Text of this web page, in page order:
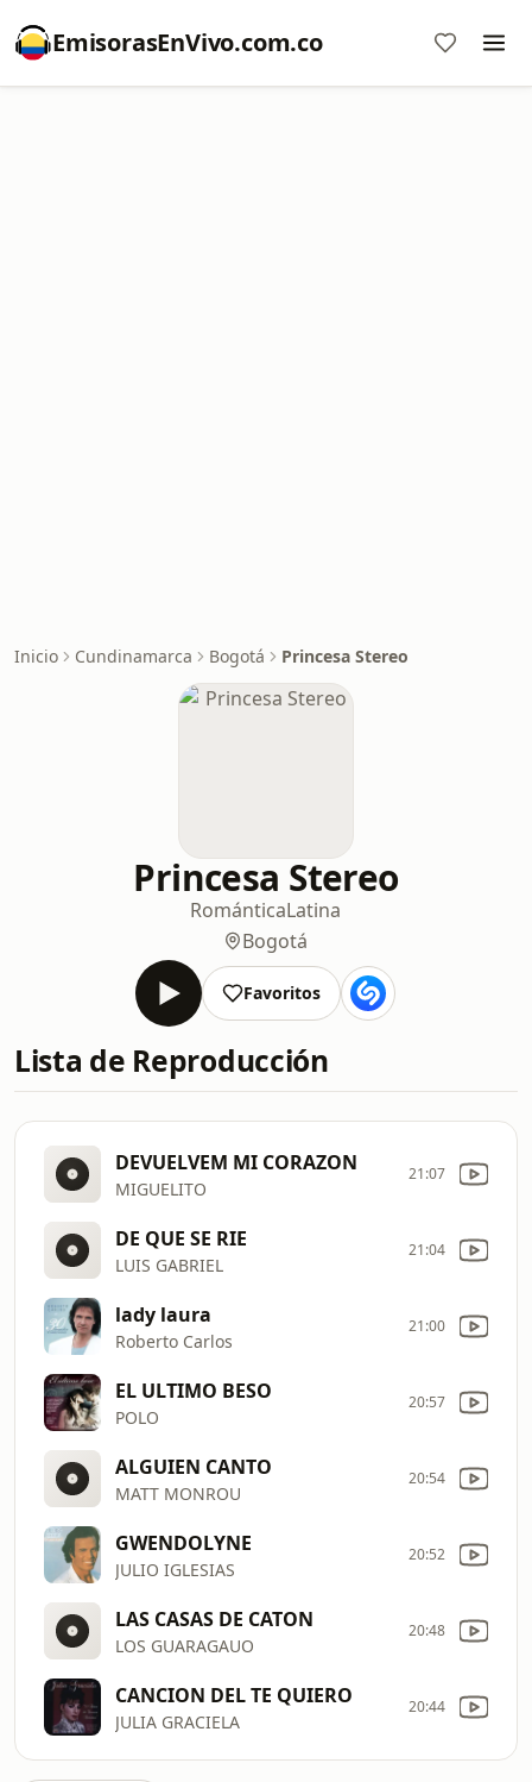
EmisorasEnVivo.com.co
Inicio Cundinamarca Bogotá Princesa Stereo
Princesa Stereo
RománticaLatina
Bogotá
Favoritos
Lista de Reproducción
DEVUELVEM MI CORAZON
MIGUELITO
21:07
DE QUE SE RIE
LUIS GABRIEL
21:04
lady laura
Roberto Carlos
21:00
EL ULTIMO BESO
POLO
20:57
ALGUIEN CANTO
MATT MONROU
20:54
GWENDOLYNE
JULIO IGLESIAS
20:52
LAS CASAS DE CATON
LOS GUARAGAUO
20:48
CANCION DEL TE QUIERO
JULIA GRACIELA
20:44